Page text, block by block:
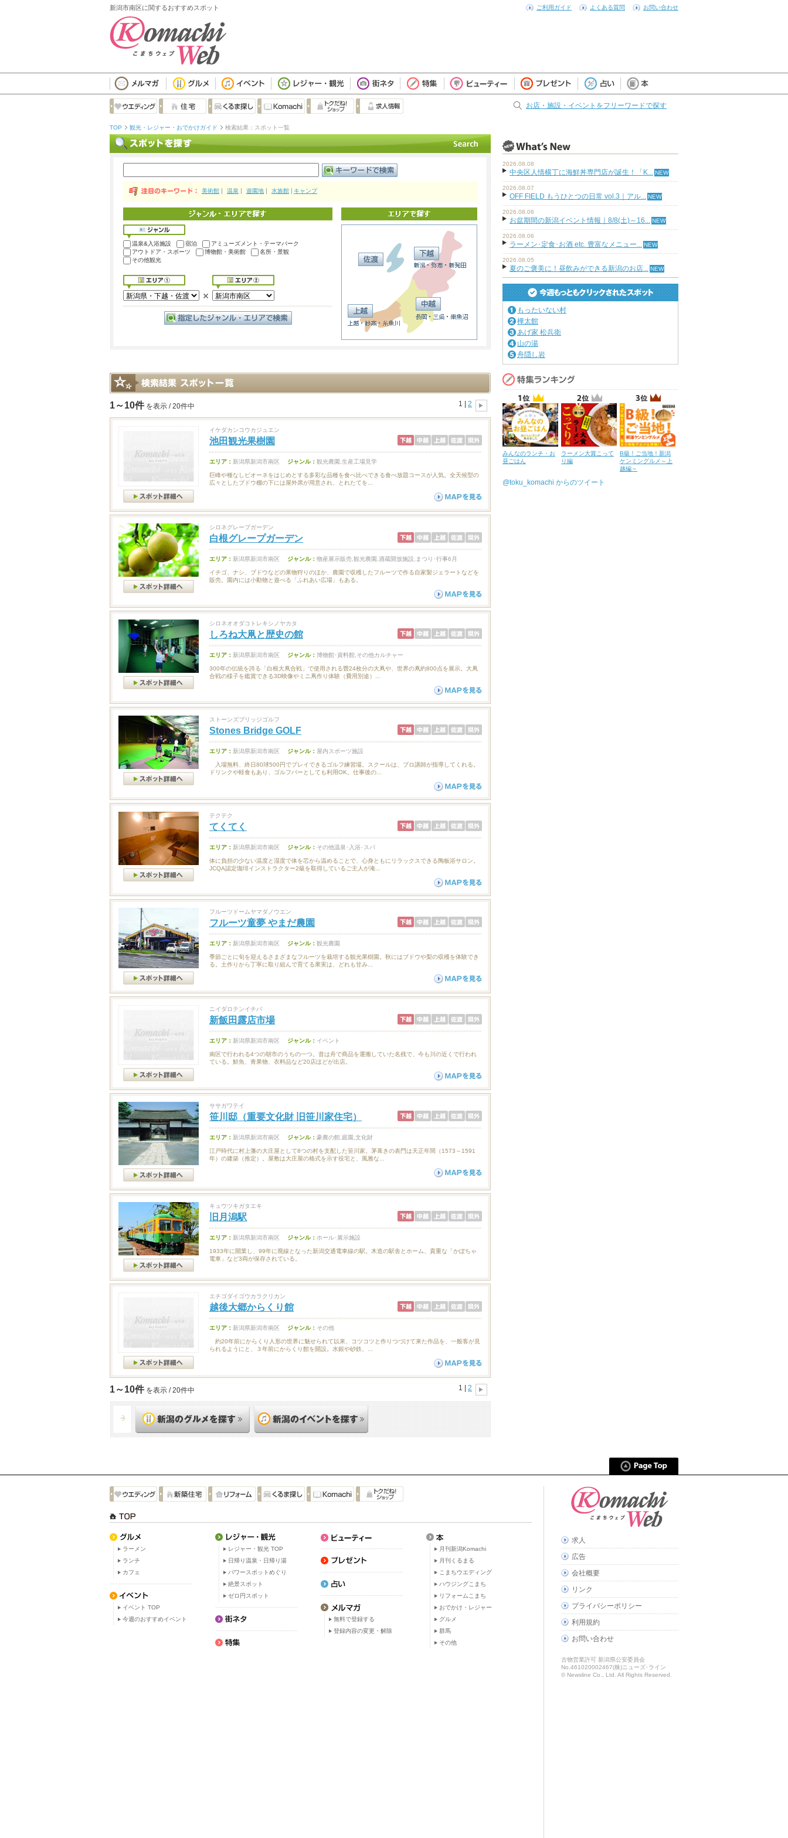
新潟市南区に関するおすすめスポット ご利用ガイド よくある質問 お問い合わせ
お店・施設・イベントをフリーワードで探す
TOP 観光・レジャー・おでかけガイド 検索結果：スポット一覧
美術館 温泉 遊園地 水族館 キャンプ
温泉&入浴施設 宿泊
アミューズメント・テーマパーク
アウトドア・スポーツ
博物館・美術館
名所・景観
その他観光
1～10件 を表示 / 20件中 1 | 2
イケダカンコウカジュエン
池田観光果樹園
エリア： 新潟県新潟市南区 ジャンル： 観光農園,生産工場見学
巨峰や種なしピオーネをはじめとする多彩な品種を食べ比べできる食べ放題コースが人気。全天候型の
広々としたブドウ棚の下には屋外席が用意され、とれたてを...
シロネグレープガーデン
白根グレープガーデン
エリア： 新潟県新潟市南区 ジャンル： 物産展示販売,観光農園,酒蔵開放施設,まつり･行事6月
イチゴ、ナシ、ブドウなどの果物狩りのほか、農園で収穫したフルーツで作る自家製ジェラートなどを
販売。園内には小動物と遊べる「ふれあい広場」もある。
シロネオオダコトレキシノヤカタ
しろね大凧と歴史の館
エリア： 新潟県新潟市南区 ジャンル： 博物館･資料館,その他カルチャー
300年の伝統を誇る「白根大凧合戦」で使用される畳24枚分の大凧や、世界の凧約800点を展示。大凧
合戦の様子を鑑賞できる3D映像やミニ凧作り体験（費用別途）...
ストーンズブリッジゴルフ
Stones Bridge GOLF
エリア： 新潟県新潟市南区 ジャンル： 屋内スポーツ施設
入場無料、終日80球500円でプレイできるゴルフ練習場。スクールは、プロ講師が指導してくれる。
ドリンクや軽食もあり、ゴルフバーとしても利用OK。仕事後の...
テクテク
てくてく
エリア： 新潟県新潟市南区 ジャンル： その他温泉･入浴･スパ
体に負担の少ない温度と湿度で体を芯から温めることで、心身ともにリラックスできる陶板浴サロン。
JCQA認定珈琲インストラクター2級を取得しているご主人が淹...
フルーツドームヤマダノウエン
フルーツ童夢 やまだ農園
エリア： 新潟県新潟市南区 ジャンル： 観光農園
季節ごとに旬を迎えるさまざまなフルーツを栽培する観光果樹園。秋にはブドウや梨の収穫を体験でき
る。土作りから丁寧に取り組んで育てる果実は、どれも甘み...
ニイダロテンイチバ
新飯田露店市場
エリア： 新潟県新潟市南区 ジャンル： イベント
南区で行われる4つの朝市のうちの一つ。昔は舟で商品を運搬していた名残で、今も川の近くで行われ
ている。鮮魚、青果物、衣料品など20店ほどが出店。
ササガワテイ
笹川邸（重要文化財 旧笹川家住宅）
エリア： 新潟県新潟市南区 ジャンル： 豪農の館,庭園,文化財
江戸時代に村上藩の大庄屋として8つの村を支配した笹川家。茅葺きの表門は天正年間（1573～1591
年）の建築（推定）。屋敷は大庄屋の格式を示す役宅と、風雅な...
キュウツキガタエキ
旧月潟駅
エリア： 新潟県新潟市南区 ジャンル： ホール･展示施設
1933年に開業し、99年に廃線となった新潟交通電車線の駅。木造の駅舎とホーム、貴重な「かぼちゃ
電車」など3両が保存されている。
エチゴダイゴウカラクリカン
越後大郷からくり館
エリア： 新潟県新潟市南区 ジャンル： その他
約20年前にからくり人形の世界に魅せられて以来、コツコツと作りつづけて来た作品を、一般客が見
られるようにと、３年前にからくり館を開設。水銀や砂鉄、...
1～10件 を表示 / 20件中 1 | 2
2026.08.08
中央区人情横丁に海鮮丼専門店が誕生！「K...
2026.08.07
OFF FIELD もうひとつの日常 vol.3｜アル...
2026.08.06
お盆期間の新潟イベント情報｜8/8(土)～16...
2026.08.06
ラーメン･定食･お酒 etc. 豊富なメニュー...
2026.08.05
夏のご褒美に！昼飲みができる新潟のお店...
もったいない村
樺太館
あげ家 松兵衛
山の湯
舟隠し岩
みんなのランチ・お
昼ごはん
ラーメン大賞こって
り編
B級！ご当地！新潟
ケンミングルメ～上
越編～
@toku_komachi からのツイート
ラーメン
ランチ
カフェ
イベント TOP
今週のおすすめイベント
レジャー・観光 TOP
日帰り温泉・日帰り湯
パワースポットめぐり
絶景スポット
ゼロ円スポット
無料で登録する
登録内容の変更・解除
月刊新潟Komachi
月刊くるまる
こまちウエディング
ハウジングこまち
リフォームこまち
おでかけ・レジャー
グルメ
群馬
その他
求人
広告
会社概要
リンク
プライバシーポリシー
利用規約
お問い合わせ
古物営業許可 新潟県公安委員会
No.461020002467(株)ニューズ･ライン
© Newsline Co., Ltd. All Rights Reserved.